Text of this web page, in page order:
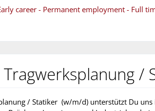
career - Permanent employment - Full
/
/ Statiker (w/m/d) unterstützt Du uns